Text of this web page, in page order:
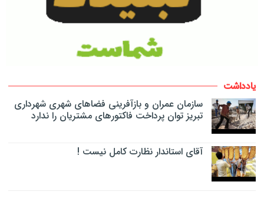
یادداشت
سازمان عمران و بازآفرینی فضاهای شهری شهرداری
تبریز توان پرداخت فاکتورهای مشتریان را ندارد
آقای استاندار نظارت کامل نیست !